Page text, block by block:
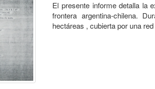
El presente informe detalla la
frontera argentina-chilena.
hectáreas , cubierta por una red